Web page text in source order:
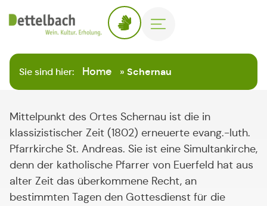
Sie sind hier: Home » Schernau
Mittelpunkt des Ortes Schernau ist die in
klassizistischer Zeit (1802) erneuerte evang.-luth.
Pfarrkirche St. Andreas. Sie ist eine Simultankirche,
denn der katholische Pfarrer von Euerfeld hat aus
alter Zeit das überkommene Recht, an
bestimmten Tagen den Gottesdienst für die